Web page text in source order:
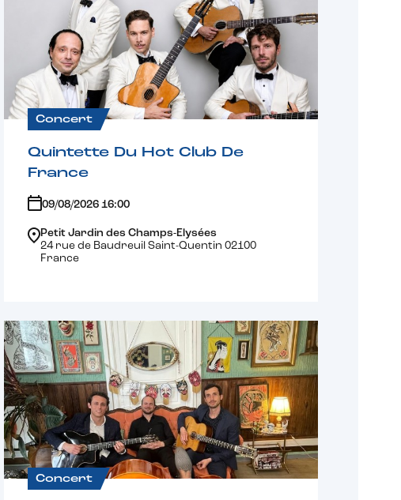
Concert
Quintette Du Hot Club De
France
09/08/2026 16:00
Petit Jardin des Champs-Elysées
24 rue de Baudreuil Saint-Quentin 02100
France
Concert